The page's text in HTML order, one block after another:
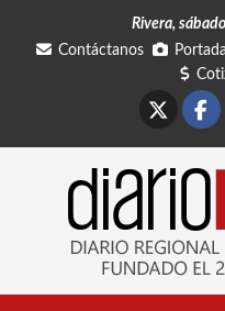
Rivera,
Contáctanos